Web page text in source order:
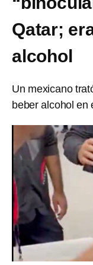
Qatar;
alcohol
Un mexicano
beber alcohol en